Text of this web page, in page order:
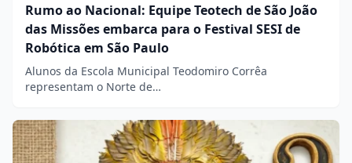
Rumo ao Nacional: Equipe Teotech de São João
das Missões embarca para o Festival SESI de
Robótica em São Paulo
Alunos da Escola Municipal Teodomiro Corrêa
representam o Norte de…